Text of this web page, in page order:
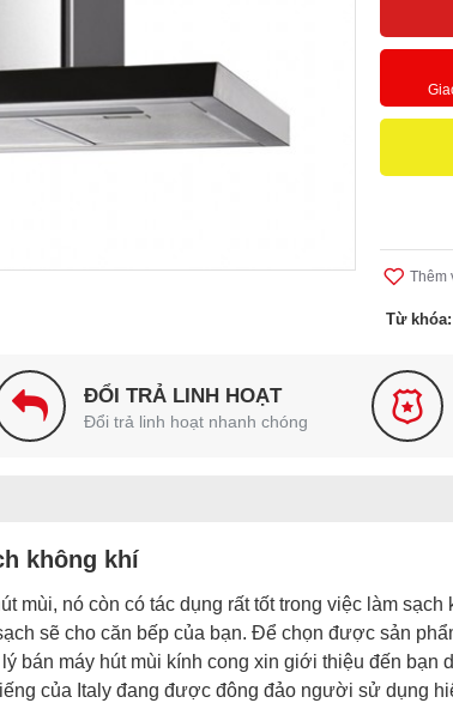
Thêm
Từ khóa:
ĐỔI TRẢ LINH HOẠT
Đổi trả linh hoạt nhanh chóng
không khí
mùi, nó còn có tác dụng rất tốt trong việc làm sạch
sẽ cho căn bếp của bạn. Để chọn được sản
bán máy hút mùi kính cong xin giới thiệu đến bạn
của Italy đang được đông đảo người sử dụng